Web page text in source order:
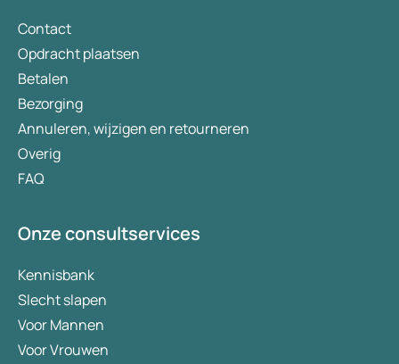
artikel duiken we dieper in op de werking, de
mogelijke voordelen en de onderzoeksresultaten
tot nu toe.
Contact
Opdracht plaatsen
Betalen
Bezorging
Annuleren, wijzigen en retourneren
Overig
FAQ
Onze consultservices
Kennisbank
Slecht slapen
Voor Mannen
Voor Vrouwen